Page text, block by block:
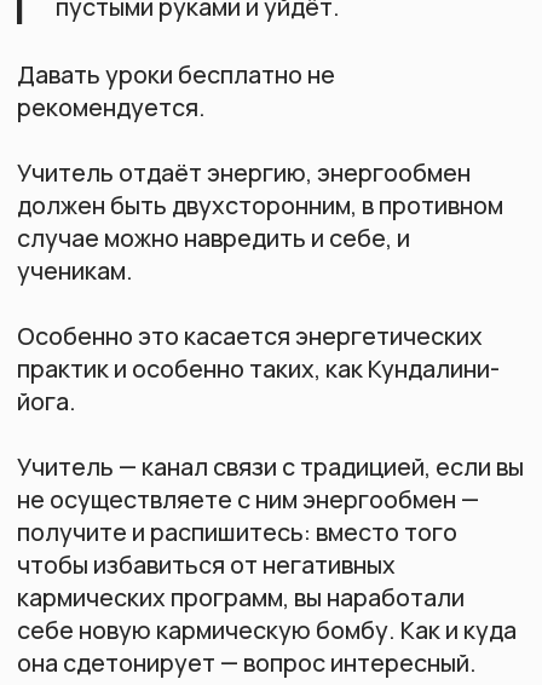
получите и распишитесь: вместо того
чтобы избавиться от негативных
кармических программ, вы наработали
она сдетонирует — вопрос интересный.
Вот поэтому я никогда не скачиваю даже
очень дорогие курсы со сливов (чтобы вы
понимали, приличные учительские курсы
стоят от 100 000), всегда делаю
бесплатном мастер-классе) и не слишком
переживаю, когда кто-то делится моими
видео с теми, кто не оплачивал курс.
делится видео, ни тому, кто по ним
занимается. Когда человек это поймёт, он
сам придёт и купит курс.
Если он пользуется информацией, за
которую не заплатил, — это его карма.
Когда-нибудь он поймёт, что
определённые обстоятельства в его жизни
перестанут повторяться, если он научится
с лёгким сердцем платить другому за его